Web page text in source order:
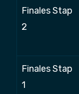
Finales Stap
2
Finales Stap
1